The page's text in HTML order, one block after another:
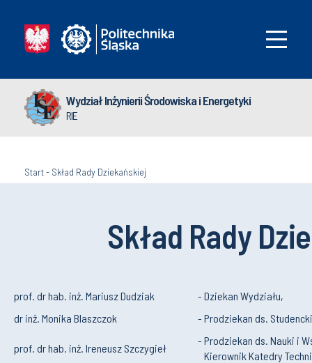
Wydział Inżynierii Środowiska i Energetyki
RIE
Start- Skład Rady Dziekańskiej
Skład Rady
prof. dr hab. inż. Mariusz Dudziak
- Dziekan Wydziału,
dr inż. Monika Blaszczok
- Prodziekan ds.
prof. dr hab. inż. Ireneusz Szczygieł
- Prodziekan ds. Nauki i
Kierownik Katedry